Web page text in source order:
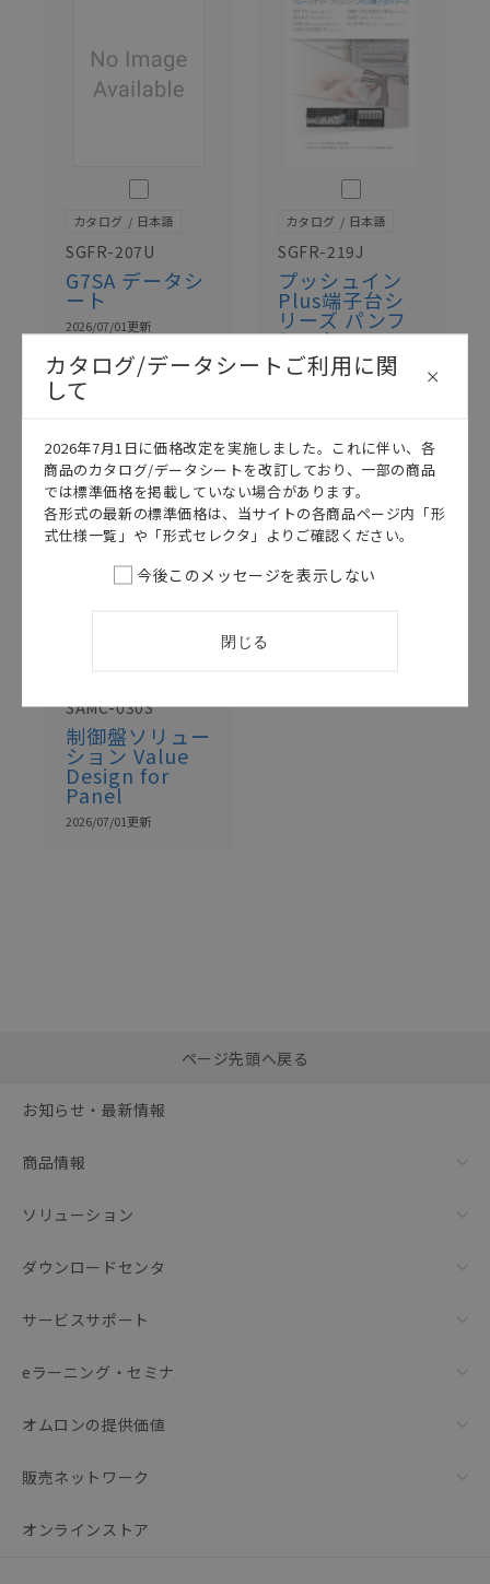
このカタログを選択
カタログ 日本語
SGFR-207U
G7SA データシ
ート
2026/07/01更新
このカタログを選択
カタログ 日本語
SGFR-219J
プッシュイン
Plus端子台シ
リーズ パンフ
レット
2023/09/25更新
このカタログを選択
カタログ
SAMC-030S
制御盤ソリュー
ション Value
Design for
Panel
2026/07/01更新
括ダウンロード
ページ先頭へ戻る
お知らせ・最新情報
商品情報
ソリューション
ダウンロードセンタ
サービスサポート
eラーニング・セミナ
オムロンの提供価値
販売ネットワーク
オンラインストア
カタログ/データシートご利用に関
して
2026年7月1日に価格改定を実施しました。これに伴い、各
商品のカタログ/データシートを改訂しており、一部の商品
では標準価格を掲載していない場合があります。
各形式の最新の標準価格は、当サイトの各商品ページ内「形
式仕様一覧」や「形式セレクタ」よりご確認ください。
今後このメッセージを表示しない
閉じる